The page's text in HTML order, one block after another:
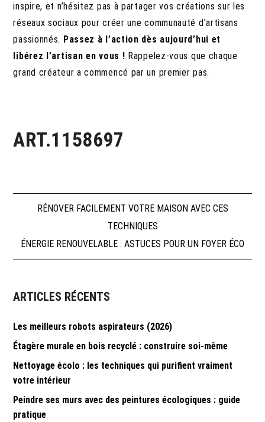
inspire, et n’hésitez pas à partager vos créations sur les
réseaux sociaux pour créer une communauté d’artisans
passionnés. Passez à l’action dès aujourd’hui et
libérez l’artisan en vous ! Rappelez-vous que chaque
grand créateur a commencé par un premier pas.
ART.1158697
Navigation
de
RÉNOVER FACILEMENT VOTRE MAISON AVEC CES
TECHNIQUES
ÉNERGIE RENOUVELABLE : ASTUCES POUR UN FOYER ÉCO
ARTICLES RÉCENTS
Les meilleurs robots aspirateurs (2026)
Étagère murale en bois recyclé : construire soi-même
Nettoyage écolo : les techniques qui purifient vraiment
votre intérieur
Peindre ses murs avec des peintures écologiques : guide
pratique